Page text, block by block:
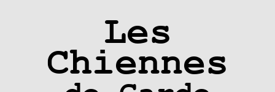
Les
Chiennes